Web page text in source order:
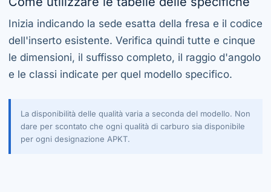
Inizia indicando la sede esatta della fresa e il codice
dell'inserto esistente. Verifica quindi tutte e cinque
le dimensioni, il suffisso completo, il raggio d'angolo
e le classi indicate per quel modello specifico.
La disponibilità delle qualità varia a seconda del modello. Non
dare per scontato che ogni qualità di carburo sia disponibile
per ogni designazione APKT.